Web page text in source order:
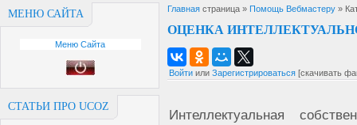
МЕНЮ САЙТА
Меню Сайта
СТАТЬИ ПРО UCOZ
Главная страница » Помощь Вебмастеру »
ОЦЕНКА
Войти или Зарегистрироваться [скачивать
Интеллектуальная